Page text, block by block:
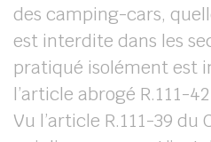
des camping-cars,
est interdite dans les
pratiqué isolément est
l’article abrogé R.111-
Vu l’article R.111-39 du